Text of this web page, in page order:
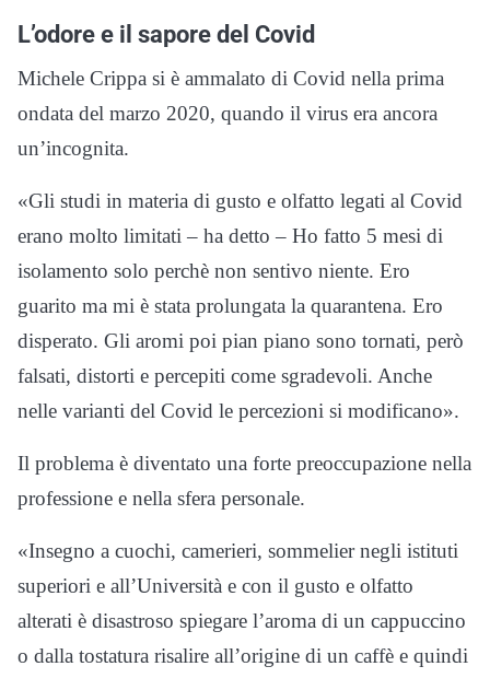
L’odore e il sapore del Covid
Michele Crippa si è ammalato di Covid nella prima
ondata del marzo 2020, quando il virus era ancora
un’incognita.
«Gli studi in materia di gusto e olfatto legati al Covid
erano molto limitati – ha detto – Ho fatto 5 mesi di
isolamento solo perchè non sentivo niente. Ero
guarito ma mi è stata prolungata la quarantena. Ero
disperato. Gli aromi poi pian piano sono tornati, però
falsati, distorti e percepiti come sgradevoli. Anche
nelle varianti del Covid le percezioni si modificano».
Il problema è diventato una forte preoccupazione nella
professione e nella sfera personale.
«Insegno a cuochi, camerieri, sommelier negli istituti
superiori e all’Università e con il gusto e olfatto
alterati è disastroso spiegare l’aroma di un cappuccino
o dalla tostatura risalire all’origine di un caffè e quindi